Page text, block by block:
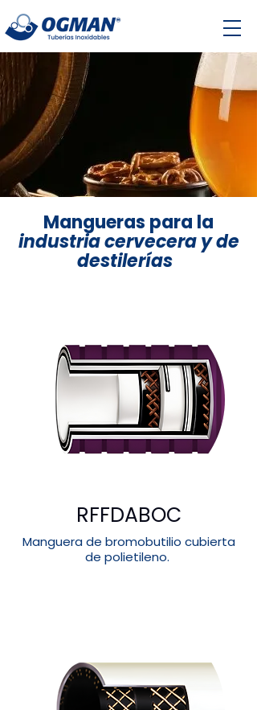
Mangueras para la
industria cervecera y de
destilerías
RFFDABOC
Manguera de bromobutilio cubierta
de polietileno.